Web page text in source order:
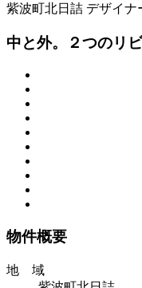
紫波町北日詰 デザイナ
中と外。２つのリ
物件概要
地 域